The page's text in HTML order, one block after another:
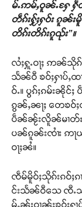
မ်ႉဢမ်ႇဝူၼ်ႉႁႄ
တဵၵ်းႁႂ်ႈႁဝ်း ၵူ
တိၵ်းတိၵ်းၵူၺ်း”။
လႆႈႁူႉဝႃႈ ဢၼ်သိုၵ်
သႅၼ်ဝီ ၶဝ်ႈႁၢပ်ႇ
ဝ်ႉ။ ပွၵ်ႈၵမ်းၼိုင်
ၵွၼ်ႇၼႃႈ တေၶဝ်ႈ
ပဵၼ်ၼႂ်းလိူၼ်မၢတ်ႊ
ပၼ်ၵူၼ်းၸၢႆး ဢႃယု
ဝႃႈၼႆ။
ၸဵမ်မိူဝ်ႈသိုၵ်းၵဝ်ႈ
င်းသႅၼ်ဝီသေ ၸီႉသ
မ်ႇၼႂ်းဝၢၼ်ႈၶဝ်ႈ